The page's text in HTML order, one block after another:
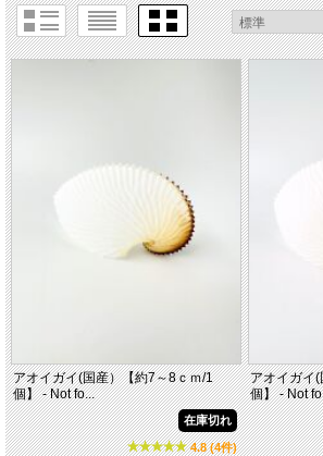
アオイガイ(国産）【約7～8ｃｍ/1
個】 - Not fo...
在庫切れ
4.8 (4件)
アオイガイ
個】 - Not